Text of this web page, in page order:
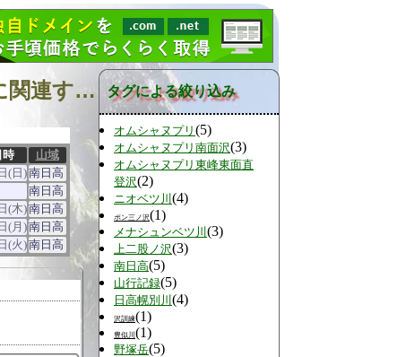
『北海道中南部 オムシャヌプリ北面直登沢 日高山脈』に関連する山行
時
山域
(日)南日高
南日高
(木)南日高
(月)南日高
(火)南日高
タグによる絞り込み
オムシャヌプリ (5)
オムシャヌプリ南面沢(3)
オムシャヌプリ東峰東面直
登沢(2)
ニオベツ川 (4)
ポン三ノ沢(1)
メナシュンベツ川 (3)
上二股ノ沢(3)
南日高(5)
山行記録(5)
日高幌別川 (4)
沢訓練(1)
豊似川 (1)
野塚岳(5)